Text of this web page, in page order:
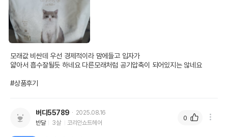
모래값 비싼데 우선 경제적이라 맘에들고 입자가
얇아서 흡수잘될듯 하네요 다른모래처럼 공기압축이 되어있지는 않네요
#상품후기
버디55789
2025.08.16
반달
3살 코리안쇼트헤어
0